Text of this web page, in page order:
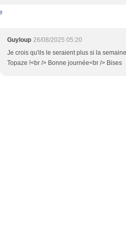
Guyloup 26/08/2025 05:20
Je crois qu'ils le seraient plus si la
Topaze !<br /> Bonne journée<br /> Bises